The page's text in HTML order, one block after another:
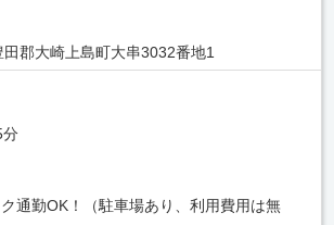
郡大崎上島町大串3032番地1
分
通勤OK！（駐車場あり、利用費用は無